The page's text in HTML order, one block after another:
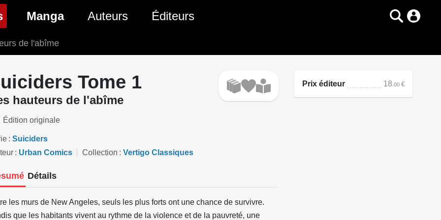
(page courante)
Comics
Manga
Nouveautés Manga
Genres Manga
Auteurs Éditeurs
de l'abîme
Tome 1
hauteurs de l'abîme
Édition originale
Suiciders
Urban Comics Collection Vertigo Classiques
Détails
les murs de New Angeles, seuls les plus forts ont une chance de survivre.
que les habitants vivent au rythme de la violence et de la pauvreté, une
Prix éditeur 18 .00 €